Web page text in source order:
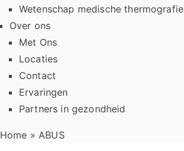
Wetenschap medische thermografie
Over ons
Met Ons
Locaties
Contact
Ervaringen
Partners in gezondheid
Home »ABUS